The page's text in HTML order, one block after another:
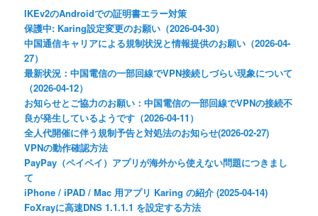
ビ
ゲ
ー
シ
ョ
ン
IKEv2のAndroidでの証明書エラー対策
保護中: Karing設定変更のお願い（2026-04-30）
中国通信キャリアによる規制状況と情報提供のお願い（2026-04-
27）
最新状況：中国電信の一部回線でVPN接続しづらい現象について
（2026-04-12）
お知らせとご協力のお願い：中国電信の一部回線でVPNの接続不
良が発生しているようです（2026-04-11）
全人代開催に伴う規制予告と対処法のお知らせ(2026-02-27)
VPNの動作確認方法
PayPay（ペイペイ）アプリが海外から使えない問題につきまし
て
iPhone / iPAD / Mac 用アプリ Karing の紹介 (2025-04-14)
FoXrayに高速DNS 1.1.1.1 を設定する方法